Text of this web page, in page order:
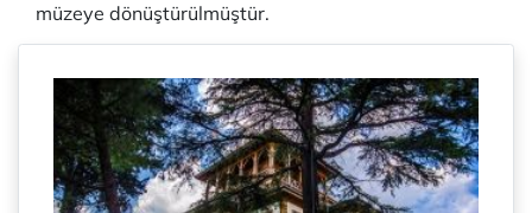
müzeye dönüştürülmüştür.